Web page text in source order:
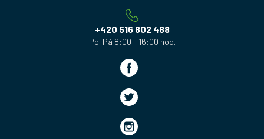
+420 516 802 488